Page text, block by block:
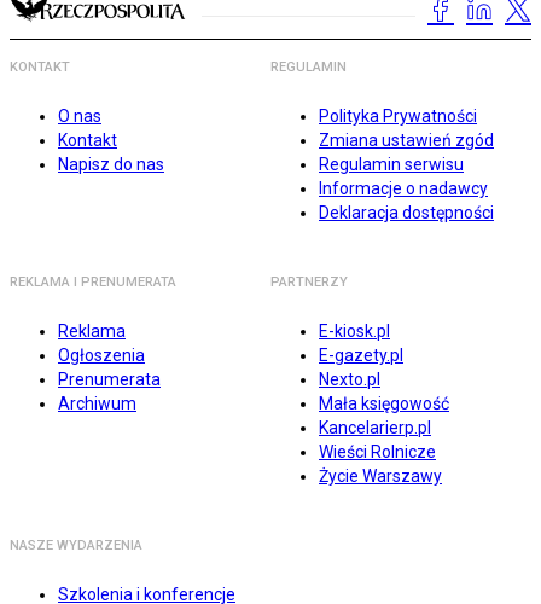
KONTAKT
O nas
Kontakt
Napisz do nas
REGULAMIN
Polityka Prywatności
Zmiana ustawień zgód
Regulamin serwisu
Informacje o nadawcy
Deklaracja dostępności
REKLAMA I PRENUMERATA
Reklama
Ogłoszenia
Prenumerata
Archiwum
PARTNERZY
E-kiosk.pl
E-gazety.pl
Nexto.pl
Mała księgowość
Kancelarierp.pl
Wieści Rolnicze
Życie Warszawy
NASZE WYDARZENIA
Szkolenia i konferencje